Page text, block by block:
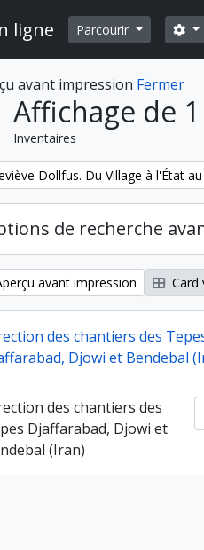
ligne Parcourir
avant impression Fermer
Affichage de
Inventaires
filter:Dollfus. Du Village à l'État
de recherche
avant impression Card
des chantiers des
Djowi et Bendebal
des chantiers des
Djaffarabad, Djowi et
(Iran)